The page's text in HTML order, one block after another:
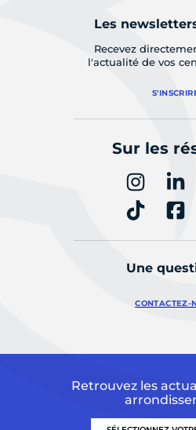
Les
Recevez
l'actualité de vos
Sur les
Une
CONTACTEZ-
Retrouvez les